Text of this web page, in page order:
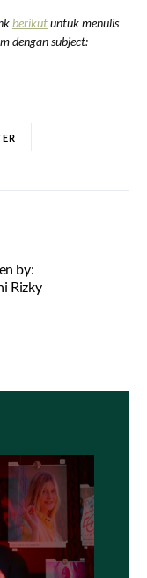
berikutuntuk menulis
dengan subject:
by:
Rizky